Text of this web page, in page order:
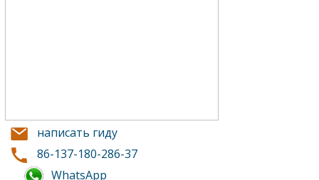
написать гиду
86-137-180-286-37
WhatsApp